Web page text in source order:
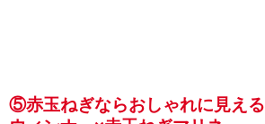
⑤赤玉ねぎならおしゃれに見える